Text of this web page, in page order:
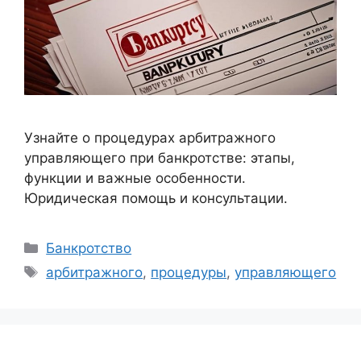
Узнайте о процедурах арбитражного
управляющего при банкротстве: этапы,
функции и важные особенности.
Юридическая помощь и консультации.
Рубрики
Банкротство
Метки
арбитражного, процедуры,управляющего